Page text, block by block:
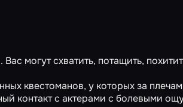
Вас могут схватить, потащить,
квестоманов, у которых за
контакт с актерами с болевыми